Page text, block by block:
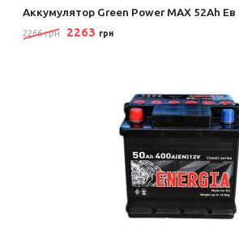
Аккумулятор Green Power MAX 52Ah
2266 грн 2263 грн